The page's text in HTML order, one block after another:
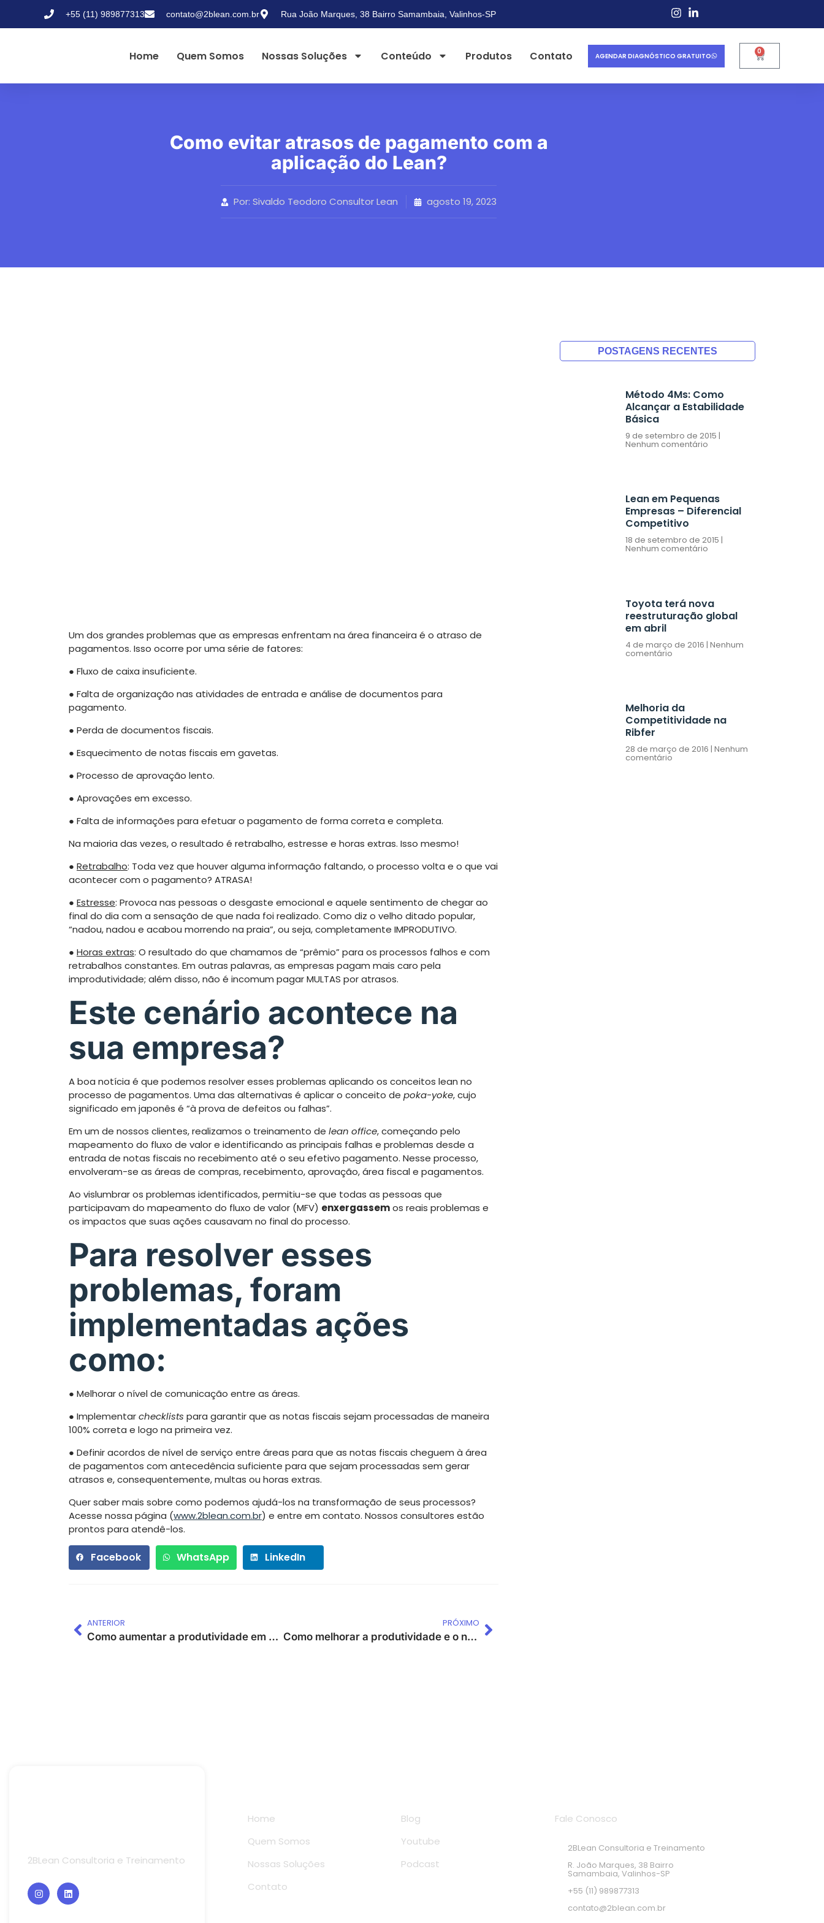
+55 (11) 989877313 contato@2blean.com.br Rua João Marques, 38 Bairro Samambaia, Valinhos-SP
Home Quem Somos Nossas Soluções Conteúdo Produtos Contato AGENDAR DIAGNÓSTICO GRATUITO 0
Como evitar atrasos de pagamento com a
aplicação do Lean?
Por: Sivaldo Teodoro Consultor Lean agosto 19, 2023
Um dos grandes problemas que as empresas enfrentam na área financeira é o atraso de
pagamentos. Isso ocorre por uma série de fatores:
● Fluxo de caixa insuficiente.
● Falta de organização nas atividades de entrada e análise de documentos para
pagamento.
● Perda de documentos fiscais.
● Esquecimento de notas fiscais em gavetas.
● Processo de aprovação lento.
● Aprovações em excesso.
● Falta de informações para efetuar o pagamento de forma correta e completa.
Na maioria das vezes, o resultado é retrabalho, estresse e horas extras. Isso mesmo!
● Retrabalho: Toda vez que houver alguma informação faltando, o processo volta e o que vai
acontecer com o pagamento? ATRASA!
● Estresse: Provoca nas pessoas o desgaste emocional e aquele sentimento de chegar ao
final do dia com a sensação de que nada foi realizado. Como diz o velho ditado popular,
“nadou, nadou e acabou morrendo na praia”, ou seja, completamente IMPRODUTIVO.
● Horas extras: O resultado do que chamamos de “prêmio” para os processos falhos e com
retrabalhos constantes. Em outras palavras, as empresas pagam mais caro pela
improdutividade; além disso, não é incomum pagar MULTAS por atrasos.
Este cenário acontece na
sua empresa?
A boa notícia é que podemos resolver esses problemas aplicando os conceitos lean no
processo de pagamentos. Uma das alternativas é aplicar o conceito de poka-yoke, cujo
significado em japonês é “à prova de defeitos ou falhas”.
Em um de nossos clientes, realizamos o treinamento de lean office, começando pelo
mapeamento do fluxo de valor e identificando as principais falhas e problemas desde a
entrada de notas fiscais no recebimento até o seu efetivo pagamento. Nesse processo,
envolveram-se as áreas de compras, recebimento, aprovação, área fiscal e pagamentos.
Ao vislumbrar os problemas identificados, permitiu-se que todas as pessoas que
participavam do mapeamento do fluxo de valor (MFV) enxergassemos reais problemas e
os impactos que suas ações causavam no final do processo.
Para resolver esses
problemas, foram
implementadas ações
como:
● Melhorar o nível de comunicação entre as áreas.
● Implementarchecklists para garantir que as notas fiscais sejam processadas de maneira
100% correta e logo na primeira vez.
● Definir acordos de nível de serviço entre áreas para que as notas fiscais cheguem à área
de pagamentos com antecedência suficiente para que sejam processadas sem gerar
atrasos e, consequentemente, multas ou horas extras.
Quer saber mais sobre como podemos ajudá-los na transformação de seus processos?
Acesse nossa página (www.2blean.com.br) e entre em contato. Nossos consultores estão
prontos para atendê-los.
Facebook WhatsApp LinkedIn
ANTERIOR
Como aumentar a produtividade em 40% na montagem final?
PRÓXIMO
Como melhorar a produtividade e o nível de serviço ao cliente em empresas com demanda sazonal?
POSTAGENS RECENTES
Método 4Ms: Como
Alcançar a Estabilidade
Básica
9 de setembro de 2015
Nenhum comentário
Lean em Pequenas
Empresas – Diferencial
Competitivo
18 de setembro de 2015
Nenhum comentário
Toyota terá nova
reestruturação global
em abril
4 de março de 2016 Nenhum
comentário
Melhoria da
Competitividade na
Ribfer
28 de março de 2016 Nenhum
comentário
2BLean Consultoria e Treinamento
Home
Quem Somos
Nossas Soluções
Contato
Blog
Youtube
Podcast
Fale Conosco
2BLean Consultoria e Treinamento
R. João Marques, 38 Bairro
Samambaia, Valinhos-SP
+55 (11) 989877313
contato@2blean.com.br